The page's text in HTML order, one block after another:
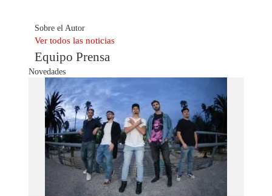
Sobre el Autor
Ver todos las noticias
Equipo Prensa
Novedades